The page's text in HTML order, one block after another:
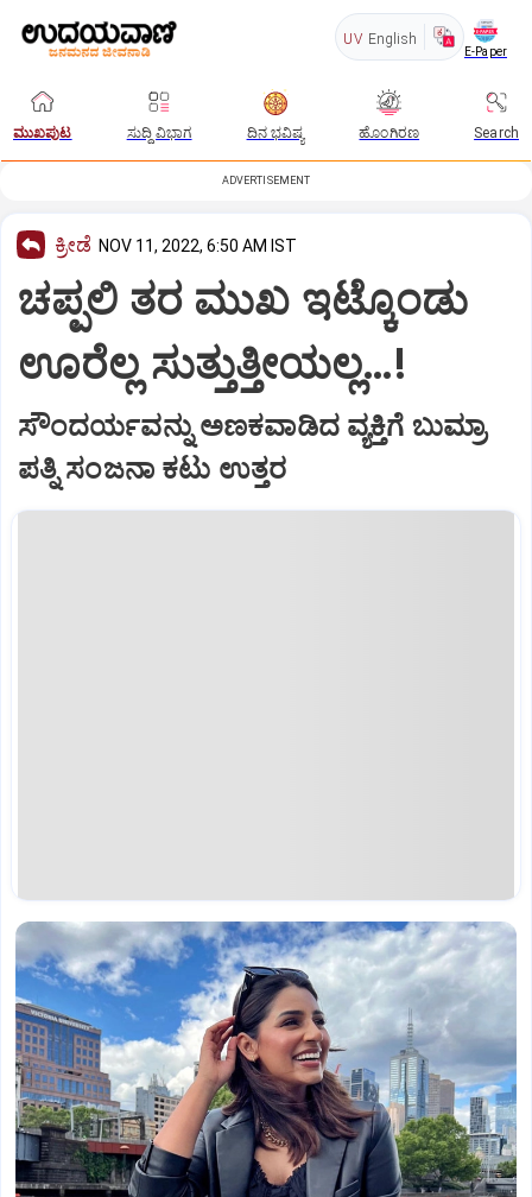
UV English
E-Paper
ಮುಖಪುಟ ಸುದ್ದಿ ವಿಭಾಗ ದಿನ ಭವಿಷ್ಯ ಹೊಂಗಿರಣ Search
ADVERTISEMENT
ಕ್ರೀಡೆ NOV 11, 2022, 6:50 AM IST
ಚಪ್ಪಲಿ ತರ ಮುಖ ಇಟ್ಕೊಂಡು
ಊರೆಲ್ಲ ಸುತ್ತುತ್ತೀಯಲ್ಲ…!
ಸೌಂದರ್ಯವನ್ನು ಅಣಕವಾಡಿದ ವ್ಯಕ್ತಿಗೆ ಬುಮ್ರಾ
ಪತ್ನಿ ಸಂಜನಾ ಕಟು ಉತ್ತರ